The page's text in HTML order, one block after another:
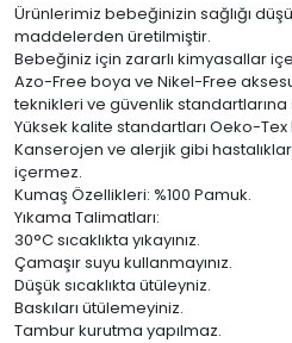
Ürünlerimiz bebeğinizin sağlığı
maddelerden üretilmiştir.
Bebeğiniz için zararlı kimyasallar
Azo-Free boya ve Nikel-Free
teknikleri ve güvenlik standartlarına
Yüksek kalite standartları Oeko-
Kanserojen ve alerjik gibi
içermez.
Kumaş Özellikleri: %100 Pamuk.
Yıkama Talimatları:
30°C sıcaklıkta yıkayınız.
Çamaşır suyu kullanmayınız.
Düşük sıcaklıkta ütüleyniz.
Baskıları ütülemeyiniz.
Tambur kurutma yapılmaz.